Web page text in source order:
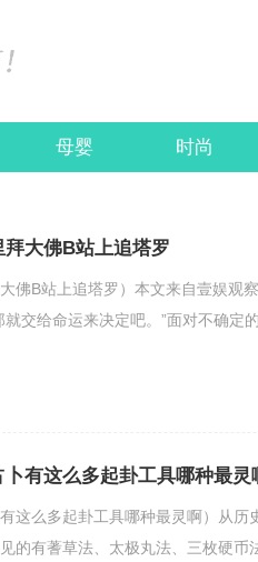
母婴 时尚
大佛B站上追塔罗
佛B站上追塔罗）本文来自壹娱观
交给命运来决定吧。”面对不确定
有这么多起卦工具哪种最灵
这么多起卦工具哪种最灵啊）从历
的有蓍草法、太极丸法、三枚硬币